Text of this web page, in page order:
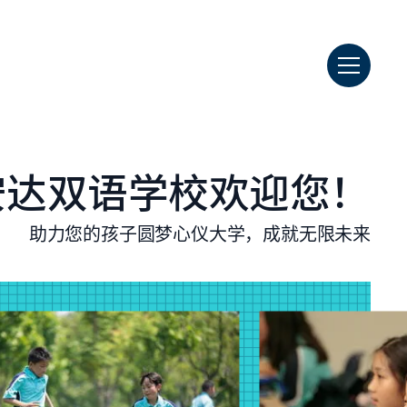
双语学校欢迎您！
助力您的孩子圆梦心仪大学，成就无限未来